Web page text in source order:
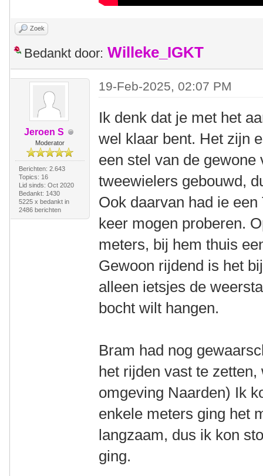
Zoek
Bedankt door: Willeke_IGKT
Jeroen S
Moderator
Berichten: 2.643
Topics: 16
Lid sinds: Oct 2020
Bedankt: 1430
5225 x bedankt in
2486 berichten
19-Feb-2025, 02:07 PM
Ik denk dat je met het
wel klaar bent. Het zijn
een stel van de
tweewielers gebouwd,
Ook daarvan had ie
keer mogen proberen.
meters, bij hem thuis
Gewoon rijdend is het
alleen ietsjes de
bocht wilt hangen.
Bram had nog
het rijden vast te
omgeving Naarden) Ik
enkele meters ging het
langzaam, dus ik kon
ging.